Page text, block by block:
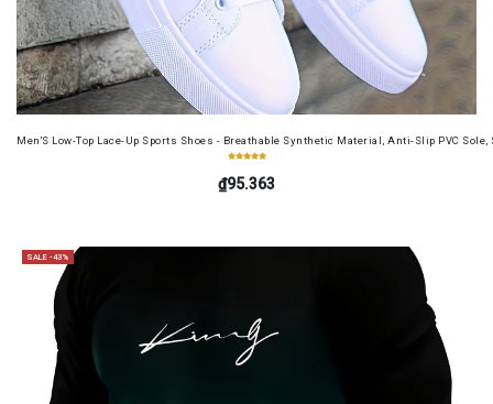
Men'S Low-Top Lace-Up Sports Shoes - Breathable Synthetic Material, Anti-Slip PVC
₫95.363
SALE -43%